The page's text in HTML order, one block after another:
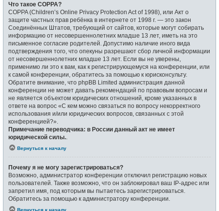
Что такое COPPA?
COPPA (Children’s Online Privacy Protection Act of 1998), или Акт о
защите частных прав ребёнка в интернете от 1998 г. — это закон
Соединённых Штатов, требующий от сайтов, которые могут собирать
информацию от несовершеннолетних младше 13 лет, иметь на это
письменное согласие родителей. Допустимо наличие иного вида
подтверждения того, что опекуны разрешают сбор личной информации
от несовершеннолетних младше 13 лет. Если вы не уверены,
применимо ли это к вам, как к регистрирующемуся на конференции, или
к самой конференции, обратитесь за помощью к юрисконсульту.
Обратите внимание, что phpBB Limited администрация данной
конференции не может давать рекомендаций по правовым вопросам и
не является объектом юридических отношений, кроме указанных в
ответе на вопрос «С кем можно связаться по вопросу некорректного
использования и/или юридических вопросов, связанных с этой
конференцией?».
Примечание переводчика: в России данный акт не имеет
юридической силы.
Вернуться к началу
Почему я не могу зарегистрироваться?
Возможно, администратор конференции отключил регистрацию новых
пользователей. Также возможно, что он заблокировал ваш IP-адрес или
запретил имя, под которым вы пытаетесь зарегистрироваться.
Обратитесь за помощью к администратору конференции.
Вернуться к началу